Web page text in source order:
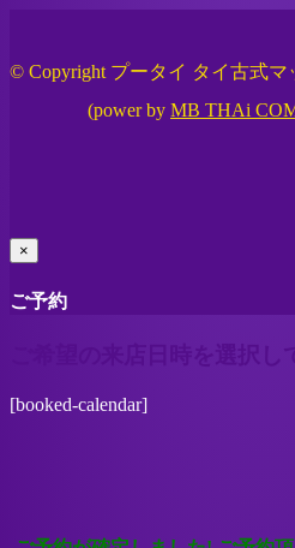
© Copyright プータイ タイ古式マ
(power by MB THAi
×
ご予約
[booked-calendar]